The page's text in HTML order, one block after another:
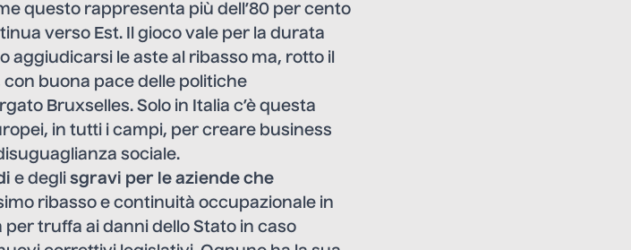
questo rappresenta più dell’80 per cento
verso Est. Il gioco vale per la durata
aggiudicarsi le aste al ribasso ma, rotto il
buona pace delle politiche
Bruxselles. Solo in Italia c’è questa
in tutti i campi, per creare business
sociale.
e degli sgravi per le aziende che
ribasso e continuità occupazionale in
truffa ai danni dello Stato in caso